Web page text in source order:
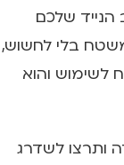
שלכם
בלי לחשוש,
לשימוש והוא
ותרצו לשדרג